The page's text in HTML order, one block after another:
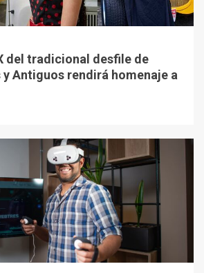
del tradicional desfile de
Antiguos rendirá homenaje a